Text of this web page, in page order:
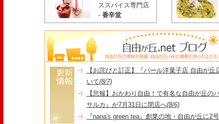
ススパイス専門店
- 香辛堂
【お詫びと訂正】『パール洋菓子店 自由が
いて(8/7)
【悲報】おかわり自由！で有名な自由が丘の
サルカ』が7月31日に閉店へ(8/6)
『nana's green tea』創業の地・自由が丘に2